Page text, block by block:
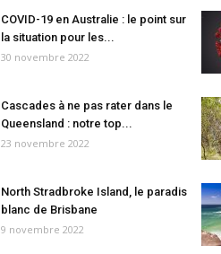
COVID-19 en Australie : le point sur
la situation pour les...
30 novembre 2022
Cascades à ne pas rater dans le
Queensland : notre top...
23 novembre 2022
North Stradbroke Island, le paradis
blanc de Brisbane
9 novembre 2022